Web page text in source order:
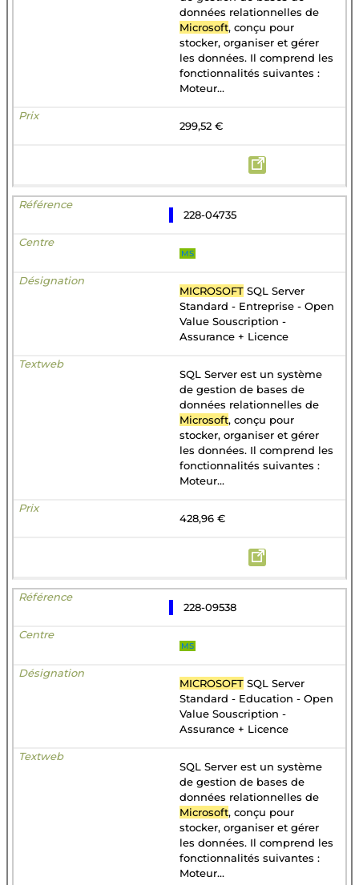
données relationnelles de
Microsoft, conçu pour
stocker, organiser et gérer
les données. Il comprend les
fonctionnalités suivantes :
Moteur...
299,52 €
228-04735
MS
MICROSOFT SQL Server
Standard - Entreprise - Open
Value Souscription -
Assurance + Licence
SQL Server est un système
de gestion de bases de
données relationnelles de
Microsoft, conçu pour
stocker, organiser et gérer
les données. Il comprend les
fonctionnalités suivantes :
Moteur...
428,96 €
228-09538
MS
MICROSOFT SQL Server
Standard - Education - Open
Value Souscription -
Assurance + Licence
SQL Server est un système
de gestion de bases de
données relationnelles de
Microsoft, conçu pour
stocker, organiser et gérer
les données. Il comprend les
fonctionnalités suivantes :
Moteur...